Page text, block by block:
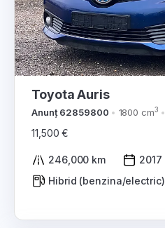
Toyota Auris
Anunț 62859800 1800 cm3
11,500 €
246,000 km
2017
Hibrid (benzina/electric)